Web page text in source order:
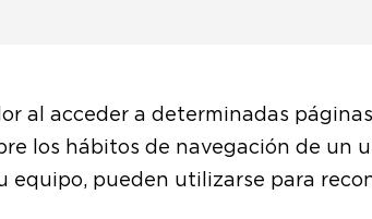
al acceder a determinadas
los hábitos de navegación de un
pueden utilizarse para